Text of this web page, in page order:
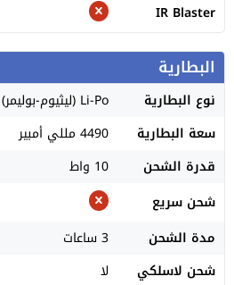
IR Blaster
البطارية
نوع البطارية
Li-Po (ليثيوم-بوليمر)
سعة البطارية
4490 مللي أمبير
قدرة الشحن
10 واط
شحن سريع
مدة الشحن
3 ساعات
شحن لاسلكي
لا